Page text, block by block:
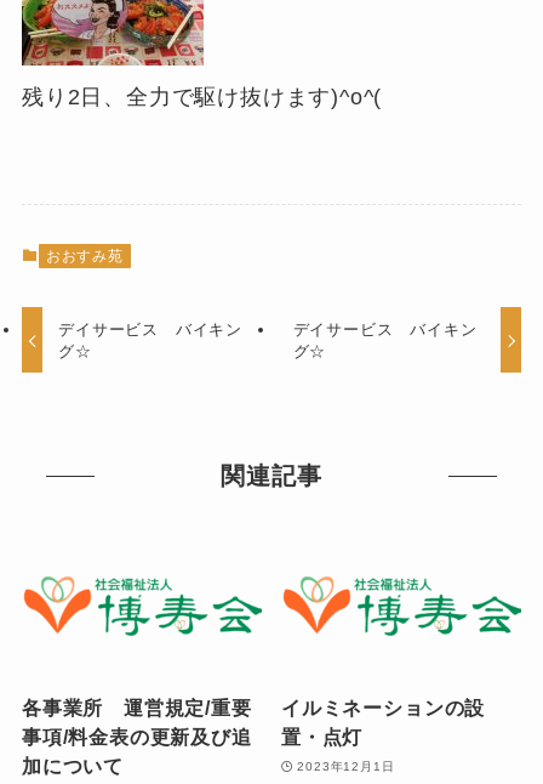
残り2日、全力で駆け抜けます)^o^(
おおすみ苑
デイサービス バイキン
グ☆
デイサービス バイキン
グ☆
関連記事
各事業所 運営規定/重要
事項/料金表の更新及び追
加について
イルミネーションの設
置・点灯
2023年12月1日